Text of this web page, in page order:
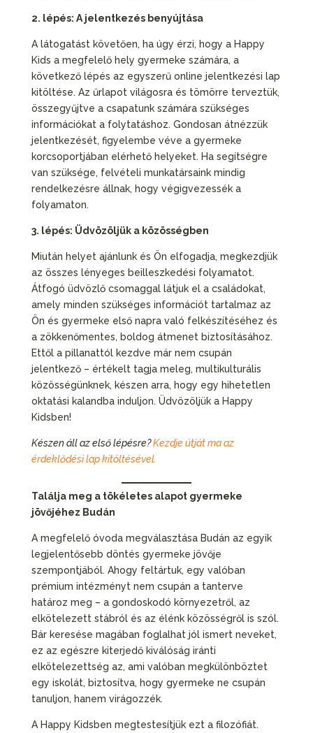
2. lépés: A jelentkezés benyújtása
A látogatást követően, ha úgy érzi, hogy a Happy
Kids a megfelelő hely gyermeke számára, a
következő lépés az egyszerű online jelentkezési lap
kitöltése. Az űrlapot világosra és tömörre terveztük,
összegyűjtve a csapatunk számára szükséges
információkat a folytatáshoz. Gondosan átnézzük
jelentkezését, figyelembe véve a gyermeke
korcsoportjában elérhető helyeket. Ha segítségre
van szüksége, felvételi munkatársaink mindig
rendelkezésre állnak, hogy végigvezessék a
folyamaton.
3. lépés: Üdvözöljük a közösségben
Miután helyet ajánlunk és Ön elfogadja, megkezdjük
az összes lényeges beilleszkedési folyamatot.
Átfogó üdvözlő csomaggal látjuk el a családokat,
amely minden szükséges információt tartalmaz az
Ön és gyermeke első napra való felkészítéséhez és
a zökkenőmentes, boldog átmenet biztosításához.
Ettől a pillanattól kezdve már nem csupán
jelentkező – értékelt tagja meleg, multikulturális
közösségünknek, készen arra, hogy egy hihetetlen
oktatási kalandba induljon. Üdvözöljük a Happy
Kidsben!
Készen áll az első lépésre?Kezdje útját ma az
érdeklődési lap kitöltésével.
Találja meg a tökéletes alapot gyermeke
jövőjéhez Budán
A megfelelő óvoda megválasztása Budán az egyik
legjelentősebb döntés gyermeke jövője
szempontjából. Ahogy feltártuk, egy valóban
prémium intézményt nem csupán a tanterve
határoz meg – a gondoskodó környezetről, az
elkötelezett stábról és az élénk közösségről is szól.
Bár keresése magában foglalhat jól ismert neveket,
ez az egészre kiterjedő kiválóság iránti
elkötelezettség az, ami valóban megkülönböztet
egy iskolát, biztosítva, hogy gyermeke ne csupán
tanuljon, hanem virágozzék.
A Happy Kidsben megtestesítjük ezt a filozófiát.